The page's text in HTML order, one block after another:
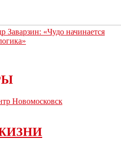
Заварзин: «Чудо начинается